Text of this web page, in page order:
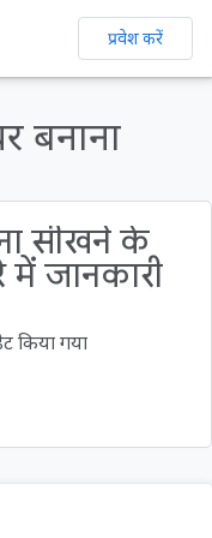
प्रवेश करें
बनाना
सीखने के
में जानकारी
किया गया